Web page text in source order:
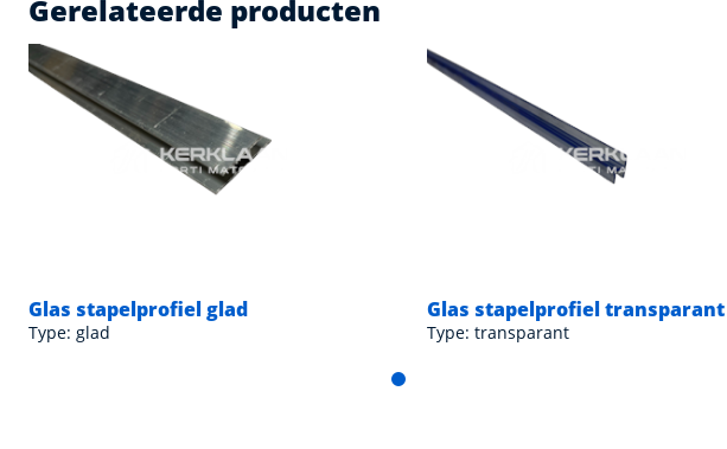
Gerelateerde producten
Glas stapelprofiel glad
Type: glad
Glas stapelprofiel transparant
Type: transparant